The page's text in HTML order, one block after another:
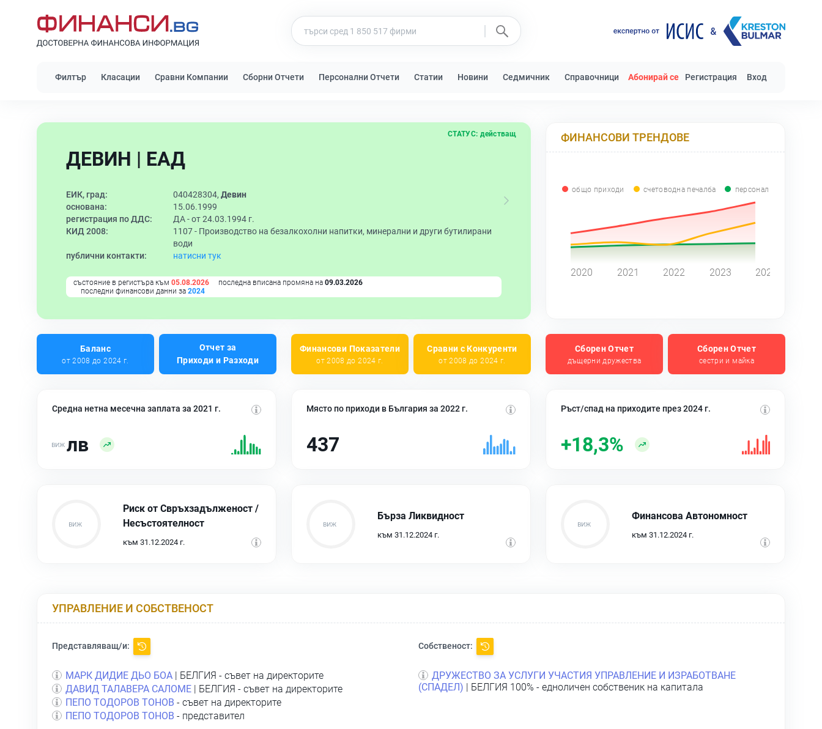
Филтър Класации Сравни Компании Сборни Отчети Персонални Отчети Статии Новини Седмичник Справочници Абонирай се Регистрация Вход
ДЕВИН | ЕАД
СТАТУС: действащ
ЕИК, град: 040428304, Девин
основана:
15.06.1999
регистрация по ДДС:
ДА - от 24.03.1994 г.
КИД 2008:
1107 - Производство на безалкохолни напитки, минерални и други бутилирани
води
публични контакти:
натисни тук
състояние в регистъра към 05.08.2026 последна вписана промяна на 09.03.2026
последни финансови данни за 2024
ФИНАНСОВИ ТРЕНДОВЕ
общо приходи счетоводна печалба персонал
2020 2021 2022 2023 2024
Баланс
от 2008 до 2024 г.
Отчет за
Приходи и Разходи
Финансови Показатели
от 2008 до 2024 г.
Сравни с Конкуренти
от 2008 до 2024 г.
Сборен Отчет
дъщерни дружества
Сборен Отчет
сестри и майка
Средна нетна месечна заплата за 2021 г.
лв
Място по приходи в България за 2022 г.
437
Ръст/спад на приходите през 2024 г.
+18,3%
Риск от Свръхзадълженост /
Несъстоятелност
към 31.12.2024 г.
Бърза Ликвидност
към 31.12.2024 г.
Финансова Автономност
към 31.12.2024 г.
УПРАВЛЕНИЕ И СОБСТВЕНОСТ
Представляващ/и:
МАРК ДИДИЕ ДЬО БОА | БЕЛГИЯ - съвет на директорите
ДАВИД ТАЛАВЕРА САЛОМЕ | БЕЛГИЯ - съвет на директорите
ПЕПО ТОДОРОВ ТОНОВ - съвет на директорите
ПЕПО ТОДОРОВ ТОНОВ - представител
Собственост:
ДРУЖЕСТВО ЗА УСЛУГИ УЧАСТИЯ УПРАВЛЕНИЕ И ИЗРАБОТВАНЕ
(СПАДЕЛ) | БЕЛГИЯ 100% - едноличен собственик на капитала